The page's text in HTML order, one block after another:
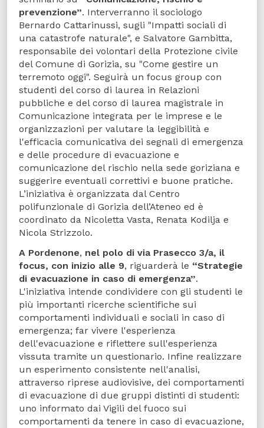
prevenzione”. Interverranno il sociologo
Bernardo Cattarinussi, sugli "Impatti sociali di
una catastrofe naturale", e Salvatore Gambitta,
responsabile dei volontari della Protezione civile
del Comune di Gorizia, su "Come gestire un
terremoto oggi". Seguirà un focus group con
studenti del corso di laurea in Relazioni
pubbliche e del corso di laurea magistrale in
Comunicazione integrata per le imprese e le
organizzazioni per valutare la leggibilità e
l'efficacia comunicativa dei segnali di emergenza
e delle procedure di evacuazione e
comunicazione del rischio nella sede goriziana e
suggerire eventuali correttivi e buone pratiche.
L’iniziativa è organizzata dal Centro
polifunzionale di Gorizia dell’Ateneo ed è
coordinato da Nicoletta Vasta, Renata Kodilja e
Nicola Strizzolo.
A Pordenone, nel polo di via Prasecco 3/a, il
focus, con inizio alle 9, riguarderà le “Strategie
di evacuazione in caso di emergenza”.
L'iniziativa intende condividere con gli studenti le
più importanti ricerche scientifiche sui
comportamenti individuali e sociali in caso di
emergenza; far vivere l'esperienza
dell'evacuazione e riflettere sull'esperienza
vissuta tramite un questionario. Infine realizzare
un esperimento consistente nell'analisi,
attraverso riprese audiovisive, dei comportamenti
di evacuazione di due gruppi distinti di studenti:
uno informato dai Vigili del fuoco sui
comportamenti da tenere in caso di evacuazione,